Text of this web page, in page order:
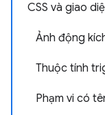
CSS và giao
Ảnh động
Thuộc tính
Phạm vi có